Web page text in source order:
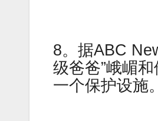
8。据ABC
级爸爸”峨嵋
一个保护设施。